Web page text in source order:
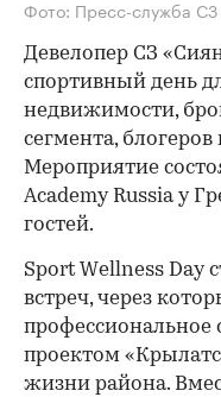
Фото: Пресс-служба СЗ
Девелопер СЗ
спортивный день
недвижимости,
сегмента,
Мероприятие
Academy Russia у
гостей.
Sport Wellness Day
встреч, через
профессиональное
проектом
жизни района.